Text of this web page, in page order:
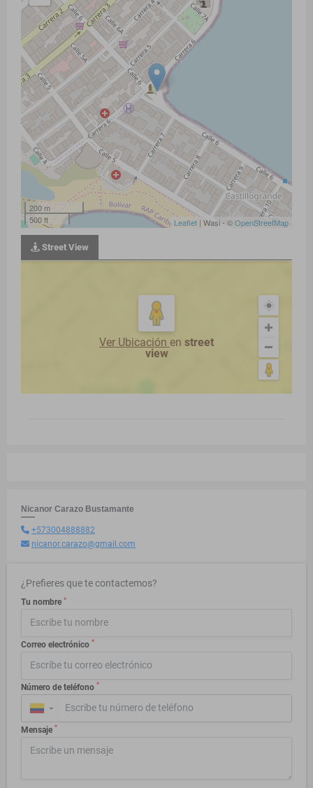
200 m
500 ft
Leaflet | Wasi - ©OpenStreetMap
Street View
Ver Ubicación en street
view
Nicanor Carazo Bustamante
+573004888882
nicanor.carazo@gmail.com
¿Prefieres que te contactemos?
Tu nombre *
Correo electrónico *
Número de teléfono *
▼
Mensaje *